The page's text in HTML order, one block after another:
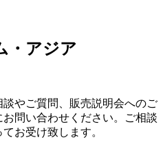
やご質問、販売説明会へのご
問い合わせください。ご相談
お受け致します。